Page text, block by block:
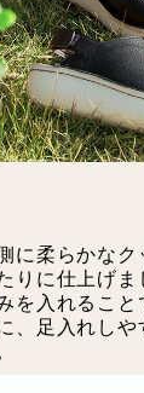
に柔らかな
りに仕上げま
を入れるこ
、足入れしや